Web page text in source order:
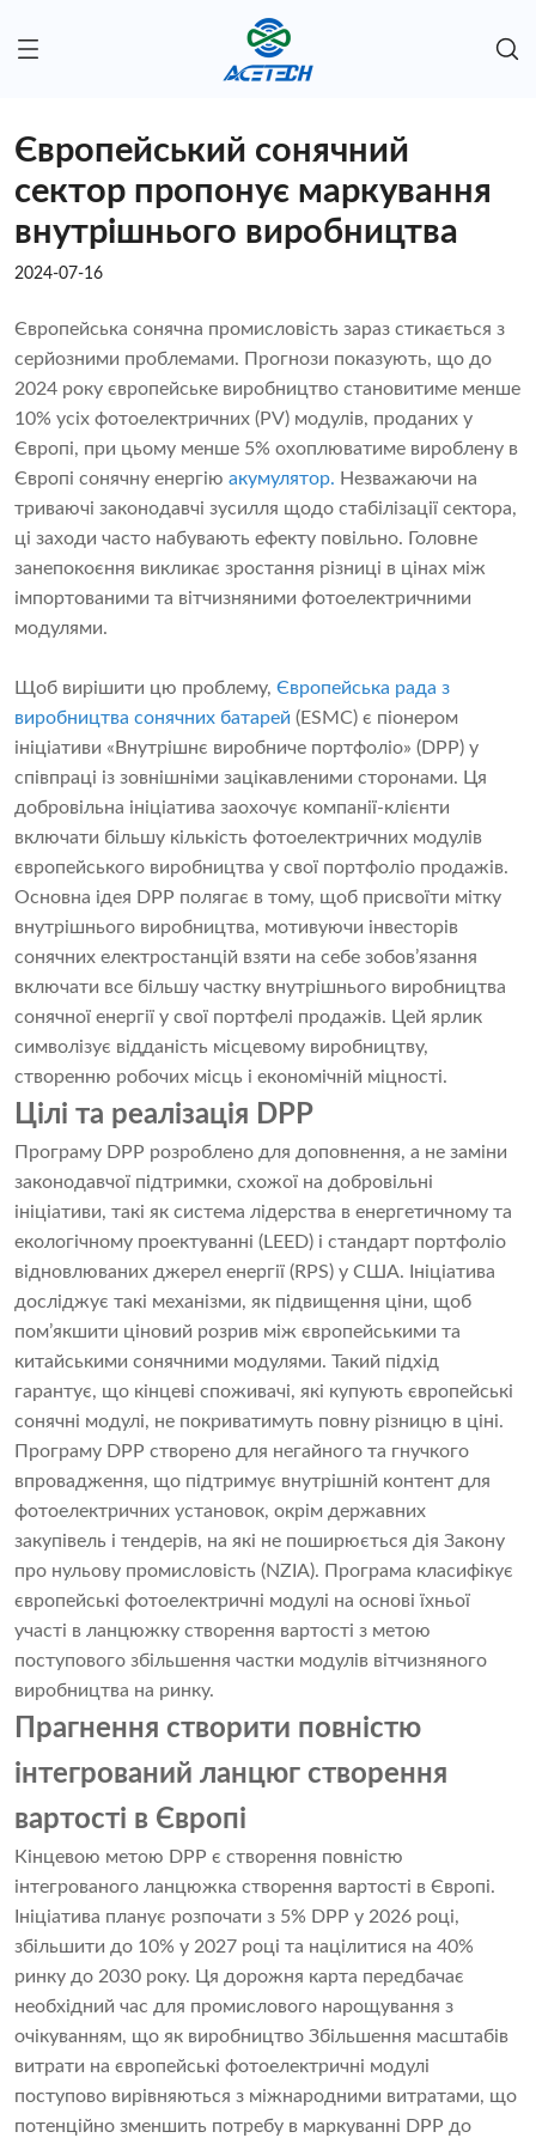
Європейський сонячний
сектор пропонує маркування
внутрішнього виробництва
2024-07-16
Європейська сонячна промисловість зараз стикається з
серйозними проблемами. Прогнози показують, що до
2024 року європейське виробництво становитиме менше
10% усіх фотоелектричних (PV) модулів, проданих у
Європі, при цьому менше 5% охоплюватиме вироблену в
Європі сонячну енергію акумулятор. Незважаючи на
триваючі законодавчі зусилля щодо стабілізації сектора,
ці заходи часто набувають ефекту повільно. Головне
занепокоєння викликає зростання різниці в цінах між
імпортованими та вітчизняними фотоелектричними
модулями.
Щоб вирішити цю проблему, Європейська рада з
виробництва сонячних батарей (ESMC) є піонером
ініціативи «Внутрішнє виробниче портфоліо» (DPP) у
співпраці із зовнішніми зацікавленими сторонами. Ця
добровільна ініціатива заохочує компанії-клієнти
включати більшу кількість фотоелектричних модулів
європейського виробництва у свої портфоліо продажів.
Основна ідея DPP полягає в тому, щоб присвоїти мітку
внутрішнього виробництва, мотивуючи інвесторів
сонячних електростанцій взяти на себе зобов’язання
включати все більшу частку внутрішнього виробництва
сонячної енергії у свої портфелі продажів. Цей ярлик
символізує відданість місцевому виробництву,
створенню робочих місць і економічній міцності.
Цілі та реалізація DPP
Програму DPP розроблено для доповнення, а не заміни
законодавчої підтримки, схожої на добровільні
ініціативи, такі як система лідерства в енергетичному та
екологічному проектуванні (LEED) і стандарт портфоліо
відновлюваних джерел енергії (RPS) у США. Ініціатива
досліджує такі механізми, як підвищення ціни, щоб
пом’якшити ціновий розрив між європейськими та
китайськими сонячними модулями. Такий підхід
гарантує, що кінцеві споживачі, які купують європейські
сонячні модулі, не покриватимуть повну різницю в ціні.
Програму DPP створено для негайного та гнучкого
впровадження, що підтримує внутрішній контент для
фотоелектричних установок, окрім державних
закупівель і тендерів, на які не поширюється дія Закону
про нульову промисловість (NZIA). Програма класифікує
європейські фотоелектричні модулі на основі їхньої
участі в ланцюжку створення вартості з метою
поступового збільшення частки модулів вітчизняного
виробництва на ринку.
Прагнення створити повністю
інтегрований ланцюг створення
вартості в Європі
Кінцевою метою DPP є створення повністю
інтегрованого ланцюжка створення вартості в Європі.
Ініціатива планує розпочати з 5% DPP у 2026 році,
збільшити до 10% у 2027 році та націлитися на 40%
ринку до 2030 року. Ця дорожня карта передбачає
необхідний час для промислового нарощування з
очікуванням, що як виробництво Збільшення масштабів
витрати на європейські фотоелектричні модулі
поступово вирівняються з міжнародними витратами, що
потенційно зменшить потребу в маркуванні DPP до